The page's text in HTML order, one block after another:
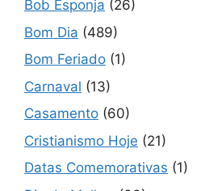
Bob Esponja (26)
Bom Dia (489)
Bom Feriado (1)
Carnaval (13)
Casamento (60)
Cristianismo Hoje (21)
Datas Comemorativas (1)